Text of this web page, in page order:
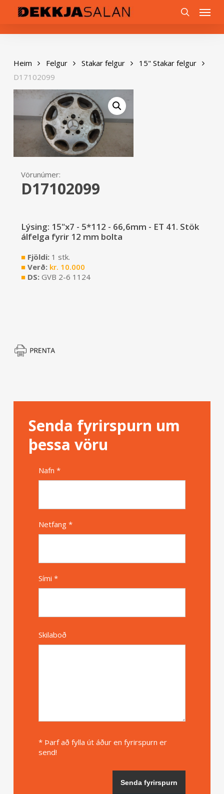
content
Menu
Heim Felgur Stakar felgur
15" Stakar felgur
D17102099
Vörunúmer:
D17102099
Lýsing: 15"x7 - 5*112 - 66,6mm - ET 41. Stök
álfelga fyrir 12 mm bolta
■Fjöldi: 1 stk.
■Verð: kr. 10.000
■DS: GVB 2-6 1124
Senda fyrirspurn um
þessa vöru
Nafn *
Netfang *
Sími *
Skilaboð
* Þarf að fylla út áður en fyrirspurn er
send!